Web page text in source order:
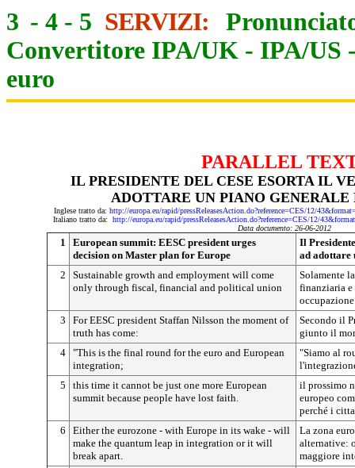
3 - 4 - 5 SERVIZI:
Convertitore IPA/UK - IPA/US
euro
PARALLEL
IL PRESIDENTE DEL CESE ESORTA IL
ADOTTARE UN PIANO GENERALE
Inglese tratto da: http://europa.eu/rapid/pressReleasesAction.do?reference=CES/12/
Italiano tratto da: http://europa.eu/rapid/pressReleasesAction.do?reference=CES/12/
Data documento: 26-06-2012
1
European summit: EESC president urges
decision on Master plan for Europe
Il
ad adottare
2
Sustainable growth and employment will come
only through fiscal, financial and political union
Solamente
finanziaria e
occupazione
3
For EESC president Staffan Nilsson the moment of
truth has come:
Secondo il
giunto il
4 "This is the final round for the euro and European
integration;
"Siamo al
5
this time it cannot be just one more European
summit because people have lost faith.
il prossimo
europeo
perché i
6
Either the eurozone - with Europe in its wake - will
make the quantum leap in integration or it will
break apart.
La zona
alternative:
maggiore